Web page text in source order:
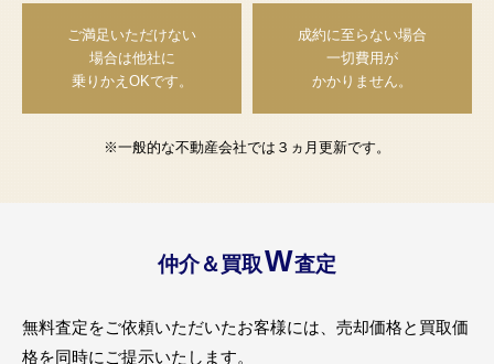
ご満足いただけない
場合は他社に
乗りかえOKです。
成約に至らない場合
一切費用が
かかりません。
※一般的な不動産会社では３ヵ月更新です。
仲介＆買取W査定
無料査定をご依頼いただいたお客様には、売却価格と買取価
格を同時にご提示いたします。